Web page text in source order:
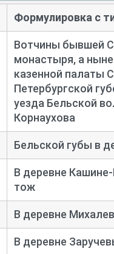
Формулировка с
Вотчины бывшей
монастыря, а
казенной палаты
Петербургской
уезда Бельской
Корнаухова
Бельской губы в
В деревне Кашине-
тож
В деревне
В деревне